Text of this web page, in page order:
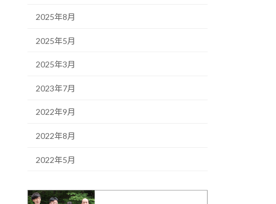
2025年8月
2025年5月
2025年3月
2023年7月
2022年9月
2022年8月
2022年5月